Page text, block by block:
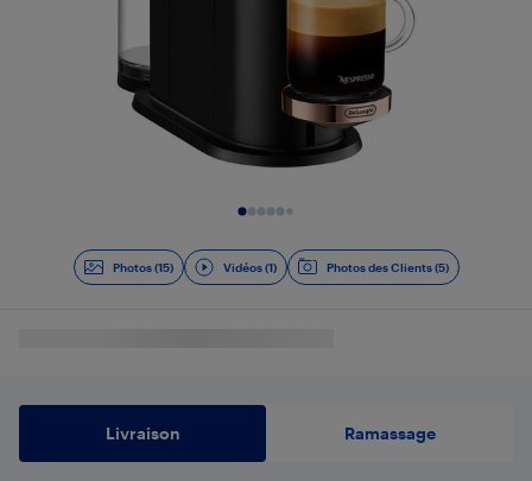
Photos (15) Vidéos (1) Photos des Clients (5)
Livraison Ramassage